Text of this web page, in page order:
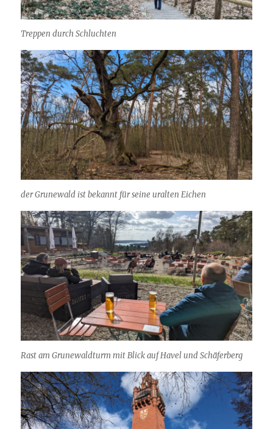
Treppen durch Schluchten
der Grunewald ist bekannt für seine uralten Eichen
Rast am Grunewaldturm mit Blick auf Havel und Schäferberg